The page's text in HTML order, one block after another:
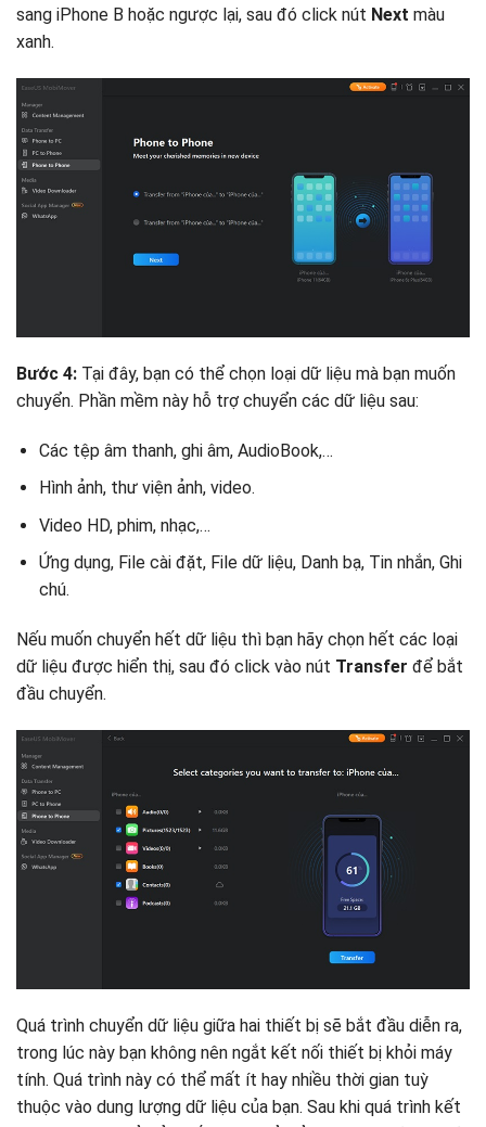
sang iPhone B hoặc ngược lại, sau đó click nút Next màu
xanh.
Bước 4: Tại đây, bạn có thể chọn loại dữ liệu mà bạn muốn
chuyển. Phần mềm này hỗ trợ chuyển các dữ liệu sau:
Các tệp âm thanh, ghi âm, AudioBook,…
Hình ảnh, thư viện ảnh, video.
Video HD, phim, nhạc,…
Ứng dụng, File cài đặt, File dữ liệu, Danh bạ, Tin nhắn, Ghi
chú.
Nếu muốn chuyển hết dữ liệu thì bạn hãy chọn hết các loại
dữ liệu được hiển thị, sau đó click vào nút Transfer để bắt
đầu chuyển.
Quá trình chuyển dữ liệu giữa hai thiết bị sẽ bắt đầu diễn ra,
trong lúc này bạn không nên ngắt kết nối thiết bị khỏi máy
tính. Quá trình này có thể mất ít hay nhiều thời gian tuỳ
thuộc vào dung lượng dữ liệu của bạn. Sau khi quá trình kết